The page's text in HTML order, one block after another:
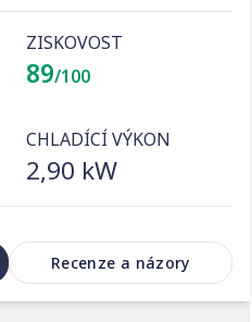
ZISKOVOST
89/100
CHLADÍCÍ VÝKON
2,90 kW
Recenze a názory